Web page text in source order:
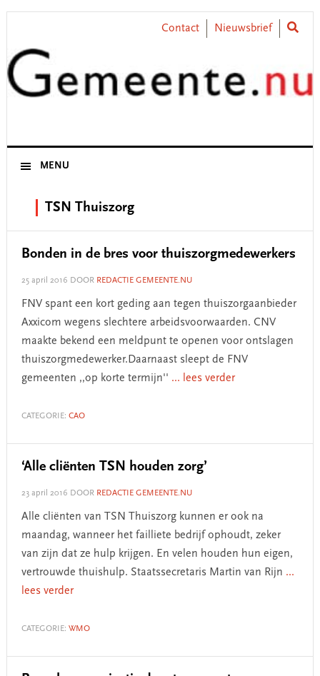
Skip
primary
navigation
Skip
content
Skip
primary
sidebar
Skip
footer
Contact Nieuwsbrief
MENU
TSN Thuiszorg
Bonden in de bres voor thuiszorgmedewerkers
25 april 2016 DOOR REDACTIE GEMEENTE.NU
FNV spant een kort geding aan tegen thuiszorgaanbieder
Axxicom wegens slechtere arbeidsvoorwaarden. CNV
maakte bekend een meldpunt te openen voor ontslagen
thuiszorgmedewerker.Daarnaast sleept de FNV
gemeenten ,,op korte termijn'' ... lees verder
CATEGORIE: CAO
‘Alle cliënten TSN houden zorg’
23 april 2016 DOOR REDACTIE GEMEENTE.NU
Alle cliënten van TSN Thuiszorg kunnen er ook na
maandag, wanneer het failliete bedrijf ophoudt, zeker
van zijn dat ze hulp krijgen. En velen houden hun eigen,
vertrouwde thuishulp. Staatssecretaris Martin van Rijn ...
lees verder
CATEGORIE: WMO